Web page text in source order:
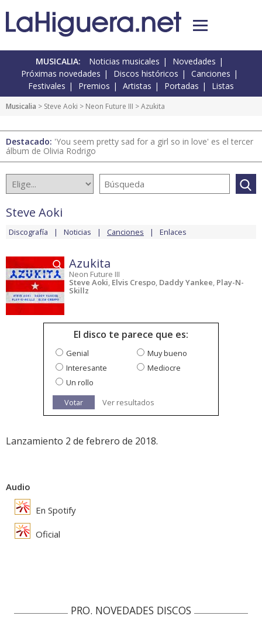
MUSICALIA: Noticias musicales
Novedades
Próximas novedades
Discos históricos
Canciones
Festivales
Premios Artistas Portadas Listas
Musicalia > Steve Aoki > Neon Future III > Azukita
Destacado: 'You seem pretty sad for a girl so in love' es el tercer
álbum de Olivia Rodrigo
Steve Aoki
Discografía Noticias Canciones Enlaces
Azukita
Neon Future III
Steve Aoki, Elvis Crespo, Daddy Yankee, Play-N-
Skillz
El disco te parece que es:
Genial
Muy bueno
Interesante
Mediocre
Un rollo
Votar
Ver resultados
Lanzamiento 2 de febrero de 2018.
Audio
En Spotify
Oficial
PRO. NOVEDADES DISCOS